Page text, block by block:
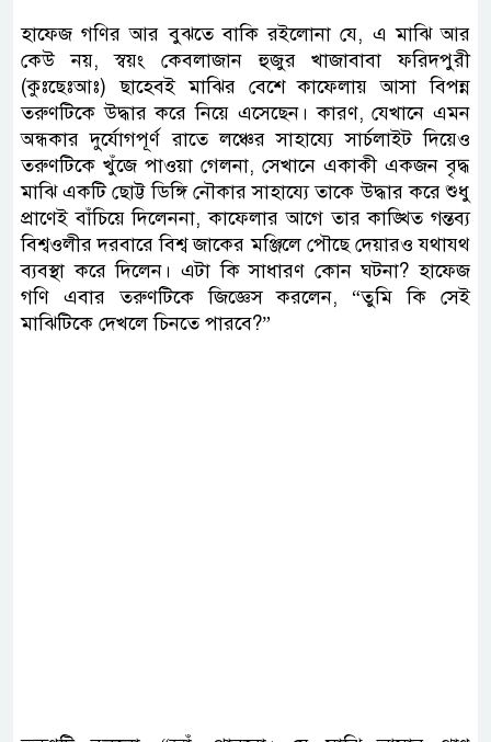
হাফেজ গণির আর বুঝতে বাকি রইলোনা যে, এ মাঝি আর
কেউ নয়, স্বয়ং কেবলাজান হুজুর খাজাবাবা ফরিদপুরী
(কুঃছেঃআঃ) ছাহেবই মাঝির বেশে কাফেলায় আসা বিপন্ন
তরুণটিকে উদ্ধার করে নিয়ে এসেছেন। কারণ, যেখানে এমন
অন্ধকার দুর্যোগপূর্ণ রাতে লঞ্চের সাহায্যে সার্চলাইট দিয়েও
তরুণটিকে খুঁজে পাওয়া গেলনা, সেখানে একাকী একজন বৃদ্ধ
মাঝি একটি ছোট্ট ডিঙ্গি নৌকার সাহায্যে তাকে উদ্ধার করে শুধু
প্রাণেই বাঁচিয়ে দিলেননা, কাফেলার আগে তার কাঙ্খিত গন্তব্য
বিশ্বওলীর দরবারে বিশ্ব জাকের মঞ্জিলে পৌছে দেয়ারও যথাযথ
ব্যবস্থা করে দিলেন। এটা কি সাধারণ কোন ঘটনা? হাফেজ
গণি এবার তরুণটিকে জিজ্ঞেস করলেন, “তুমি কি সেই
মাঝিটিকে দেখলে চিনতে পারবে?”